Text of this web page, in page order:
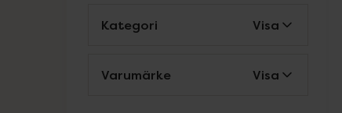
Kategori Visa
Varumärke Visa